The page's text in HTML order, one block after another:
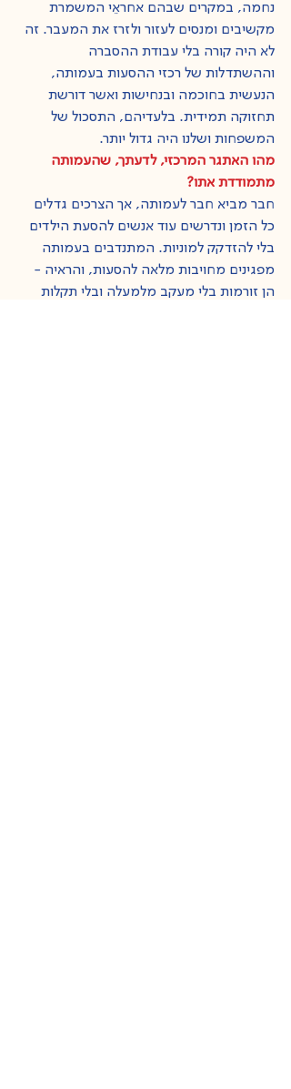
נחמה, במקרים שבהם אחראֵי המשמרת
מקשיבים ומנסים לעזור ולזרז את המעבר. זה
לא היה קורה בלי עבודת ההסברה
וההשתדלות של רכזי ההסעות בעמותה,
הנעשית בחוכמה ובנחישות ואשר דורשת
תחזוקה תמידית. בלעדיהם, התסכול של
המשפחות ושלנו היה גדול יותר.
מהו האתגר המרכזי, לדעתך, שהעמותה
מתמודדת אתו?
חבר מביא חבר לעמותה, אך הצרכים גדלים
כל הזמן ונדרשים עוד אנשים להסעת הילדים
בלי להזדקק למוניות. המתנדבים בעמותה
מפגינים מחויבות מלאה להסעות, והראיה -
הן זורמות בלי מעקב מלמעלה ובלי תקלות